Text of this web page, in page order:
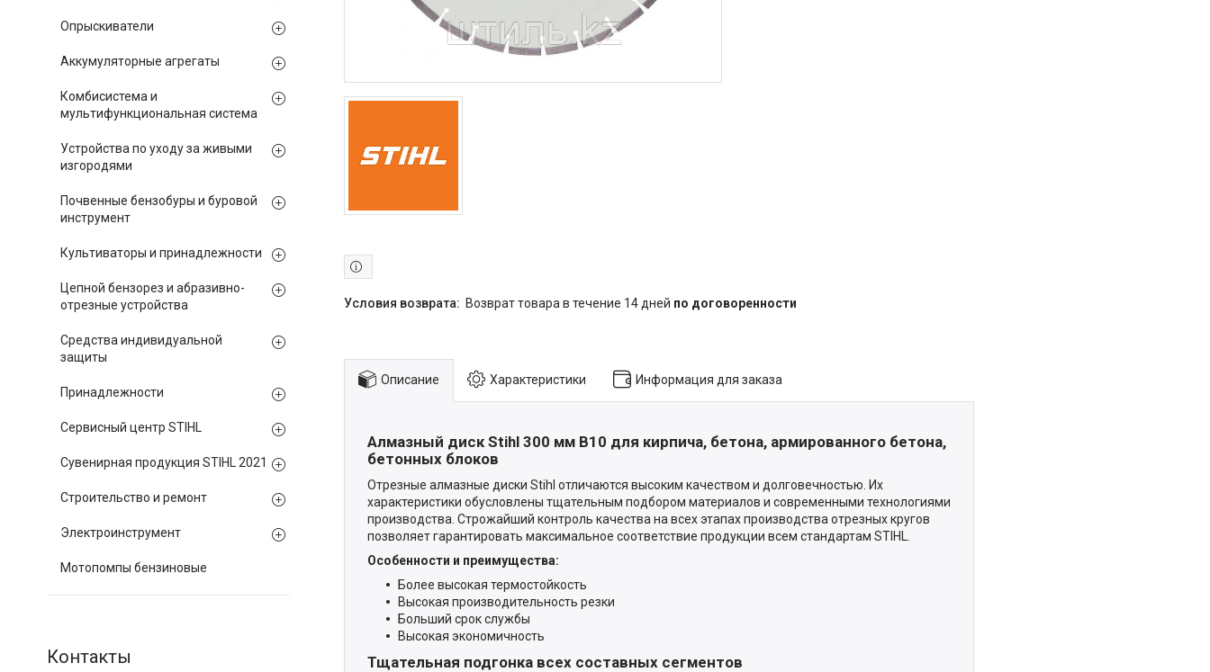
возврат товара в течение 14 дней по договоренности
Описание Характеристики Информация для заказа
Алмазный диск Stihl 300 мм B10 для кирпича, бетона, армированного бетона,
бетонных блоков
Отрезные алмазные диски Stihl отличаются высоким качеством и долговечностью. Их
характеристики обусловлены тщательным подбором материалов и современными технологиями
производства. Строжайший контроль качества на всех этапах производства отрезных кругов
позволяет гарантировать максимальное соответствие продукции всем стандартам STIHL.
Особенности и преимущества:
Более высокая термостойкость
Высокая производительность резки
Больший срок службы
Высокая экономичность
Тщательная подгонка всех составных сегментов
Опрыскиватели
Аккумуляторные агрегаты
Комбисистема и
мультифункциональная система
Устройства по уходу за живыми
изгородями
Почвенные бензобуры и буровой
инструмент
Культиваторы и принадлежности
Цепной бензорез и абразивно-
отрезные устройства
Средства индивидуальной
защиты
Принадлежности
Сервисный центр STIHL
Сувенирная продукция STIHL 2021
Строительство и ремонт
Электроинструмент
Мотопомпы бензиновые